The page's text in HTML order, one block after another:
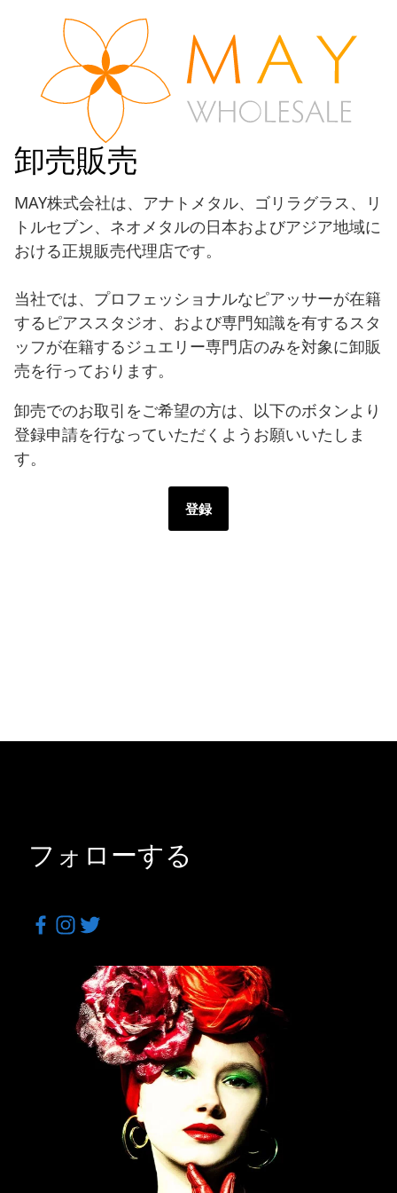
卸売販売
MAY株式会社は、アナトメタル、ゴリラグラス、リ
トルセブン、ネオメタルの日本およびアジア地域に
おける正規販売代理店です。
当社では、プロフェッショナルなピアッサーが在籍
するピアススタジオ、および専門知識を有するスタ
ッフが在籍するジュエリー専門店のみを対象に卸販
売を行っております。
卸売でのお取引をご希望の方は、以下のボタンより
登録申請を行なっていただくようお願いいたしま
す。
登録
フォローする
Facebook
Instagram
Twitter